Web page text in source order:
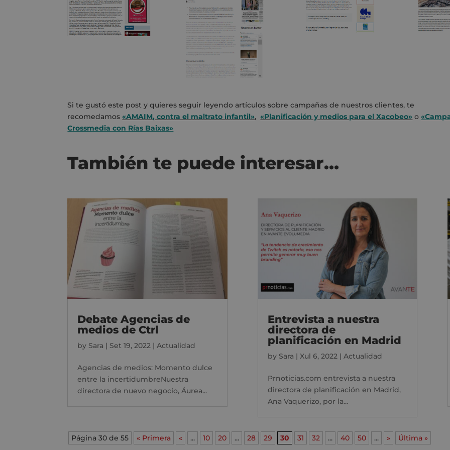
Si te gustó este post y quieres seguir leyendo artículos sobre campañas de nuestros clientes, te
recomedamos«AMAIM, contra el maltrato infantil»,«Planificación y medios para el Xacobeo» o
Crossmedia con Rías Baixas»
También te puede interesar…
Debate Agencias de
medios de Ctrl
by Sara | Set 19, 2022 |Actualidad
Agencias de medios: Momento dulce
entre la incertidumbreNuestra
directora de nuevo negocio, Áurea...
Entrevista a nuestra
directora de
planificación en Madrid
by Sara | Xul 6, 2022 | Actualidad
Prnoticias.com entrevista a nuestra
directora de planificación en Madrid,
Ana Vaquerizo, por la...
Página 30 de 55 « Primera « ... 10 20 ... 28 29 30 31 32 ... 40 50 ... » Última »